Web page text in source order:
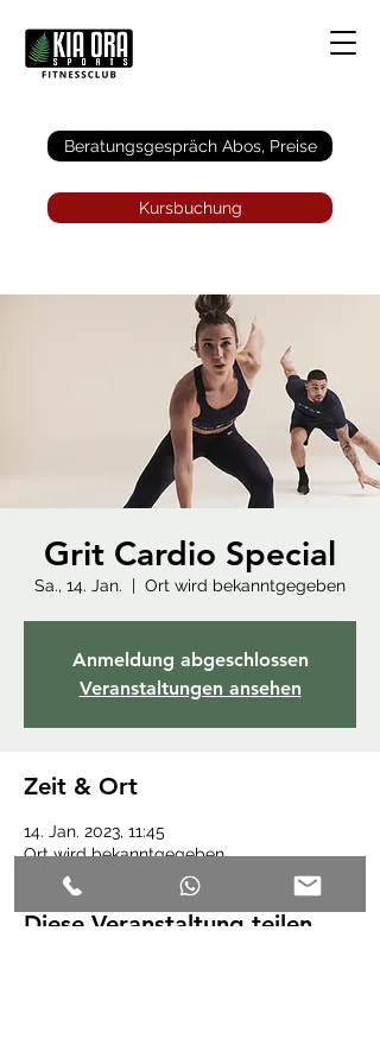
Beratungsgespräch Abos, Preise
Kursbuchung
Grit Cardio Special
Sa., 14. Jan.
  |
Ort wird bekanntgegeben
Anmeldung abgeschlossen
Veranstaltungen ansehen
Zeit & Ort
14. Jan. 2023, 11:45
Ort wird bekanntgegeben
Diese Veranstaltung teilen